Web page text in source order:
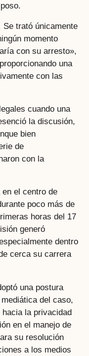
trató únicamente
momento
con su arresto»,
una
con las
cuando una
la discusión,
bien
de
con la
en el centro de
poco más de
horas del 17
generó
dentro
cerca su carrera
una postura
del caso,
la privacidad
en el manejo de
su resolución
a los medios